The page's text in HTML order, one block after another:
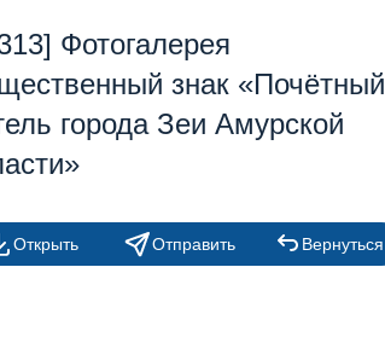
Фотогалерея
знак «Почётный
города Зеи Амурской
Открыть Отправить Вернуться